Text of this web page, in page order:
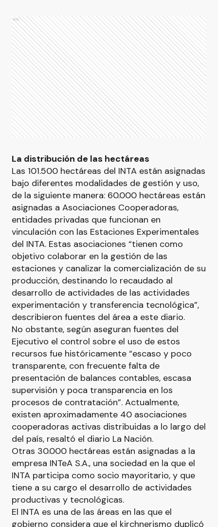
Ads
La distribución de las hectáreas
Las 101.500 hectáreas del INTA están asignadas
bajo diferentes modalidades de gestión y uso,
de la siguiente manera: 60.000 hectáreas están
asignadas a Asociaciones Cooperadoras,
entidades privadas que funcionan en
vinculación con las Estaciones Experimentales
del INTA. Estas asociaciones “tienen como
objetivo colaborar en la gestión de las
estaciones y canalizar la comercialización de su
producción, destinando lo recaudado al
desarrollo de actividades de las actividades
experimentación y transferencia tecnológica”,
describieron fuentes del área a este diario.
No obstante, según aseguran fuentes del
Ejecutivo el control sobre el uso de estos
recursos fue históricamente “escaso y poco
transparente, con frecuente falta de
presentación de balances contables, escasa
supervisión y poca transparencia en los
procesos de contratación”. Actualmente,
existen aproximadamente 40 asociaciones
cooperadoras activas distribuidas a lo largo del
del país, resaltó el diario La Nación.
Otras 30.000 hectáreas están asignadas a la
empresa INTeA S.A., una sociedad en la que el
INTA participa como socio mayoritario, y que
tiene a su cargo el desarrollo de actividades
productivas y tecnológicas.
El INTA es una de las áreas en las que el
gobierno considera que el kirchnerismo duplicó